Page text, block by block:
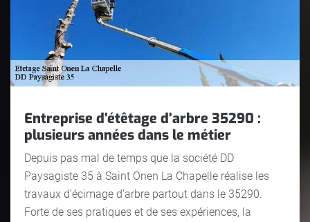
Entreprise d’étêtage d’arbre 35290 :
plusieurs années dans le métier
Depuis pas mal de temps que la société DD
Paysagiste 35 à Saint Onen La Chapelle réalise les
travaux d’écimage d’arbre partout dans le 35290.
Forte de ses pratiques et de ses expériences, la